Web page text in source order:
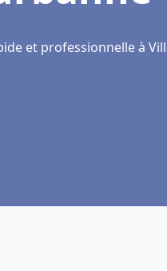
et professionnelle à